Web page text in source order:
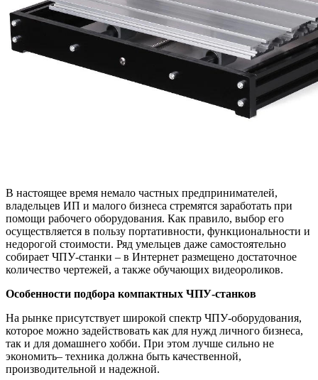
В настоящее время немало частных предпринимателей,
владельцев ИП и малого бизнеса стремятся заработать при
помощи рабочего оборудования. Как правило, выбор его
осуществляется в пользу портативности, функциональности и
недорогой стоимости. Ряд умельцев даже самостоятельно
собирает ЧПУ-станки – в Интернет размещено достаточное
количество чертежей, а также обучающих видеороликов.
Особенности подбора компактных ЧПУ-станков
На рынке присутствует широкой спектр ЧПУ-оборудования,
которое можно задействовать как для нужд личного бизнеса,
так и для домашнего хобби. При этом лучше сильно не
экономить– техника должна быть качественной,
производительной и надежной.